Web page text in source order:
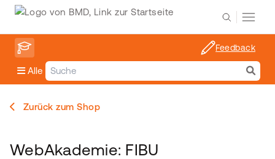
Alle
Feedback
Zurück zum Shop
WebAkademie: FIBU